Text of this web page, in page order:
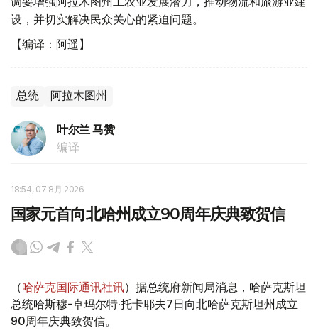
设，并切实解决民众关心的紧迫问题。
【编译：阿遥】
总统 阿拉木图州
叶尔兰 马赞
编译
18:54, 07 8月 2026
国家元首向北哈州成立90周年庆典致贺信
（哈萨克国际通讯社讯）据总统府新闻局消息，哈萨克斯坦
总统哈斯穆-卓玛尔特·托卡耶夫7日向北哈萨克斯坦州成立
90周年庆典致贺信。